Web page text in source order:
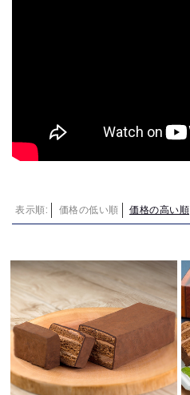
表示順: 価格の低い順 価格の高い順